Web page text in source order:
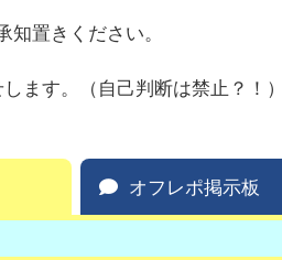
置きください。
ます。（自己判断は禁止？！）
オフレポ掲示板